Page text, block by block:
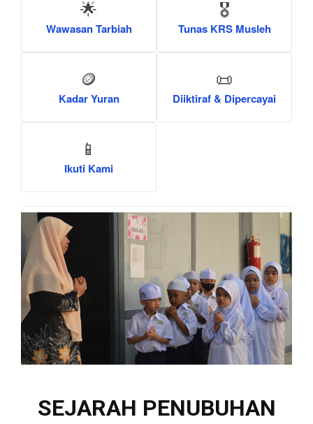
🌟
Wawasan Tarbiah
🎖️
Tunas KRS Musleh
🪙
Kadar Yuran
📜
Diiktiraf & Dipercayai
📱
Ikuti Kami
SEJARAH PENUBUHAN